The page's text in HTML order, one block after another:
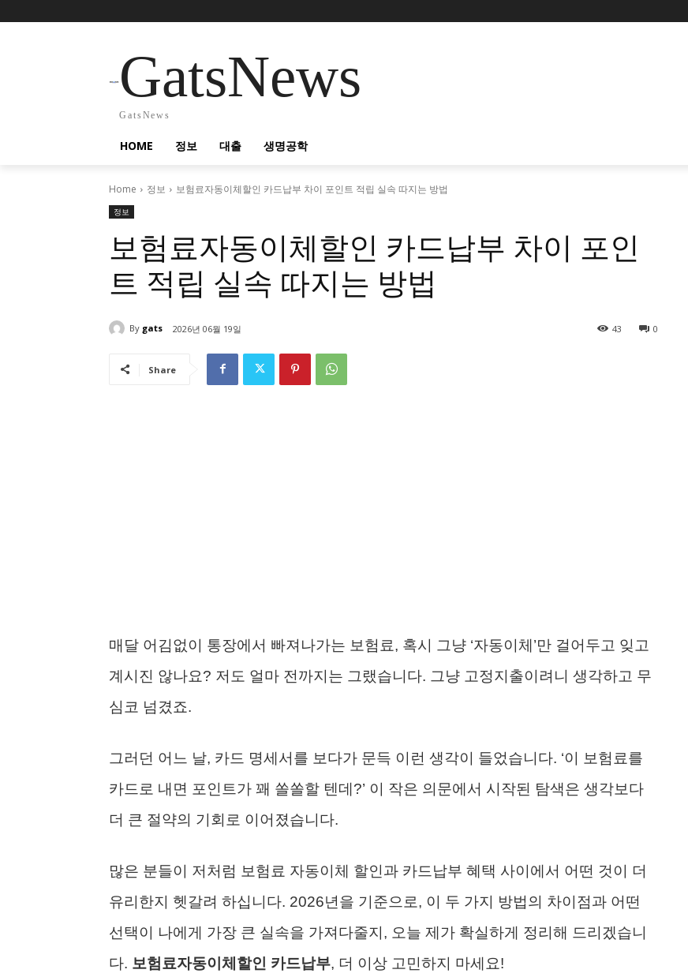
GatsNews
GatsNews
HOME 정보 대출 생명공학
Home 정보 보험료자동이체할인 카드납부 차이 포인트 적립 실속 따지는 방법
정보
보험료자동이체할인 카드납부 차이 포인
트 적립 실속 따지는 방법
By gats 2026년 06월 19일 0
43
Share
매달 어김없이 통장에서 빠져나가는 보험료, 혹시 그냥 ‘자동이체’만 걸어두고 잊고
계시진 않나요? 저도 얼마 전까지는 그랬습니다. 그냥 고정지출이려니 생각하고 무
심코 넘겼죠.
그러던 어느 날, 카드 명세서를 보다가 문득 이런 생각이 들었습니다. ‘이 보험료를
카드로 내면 포인트가 꽤 쏠쏠할 텐데?’ 이 작은 의문에서 시작된 탐색은 생각보다
더 큰 절약의 기회로 이어졌습니다.
많은 분들이 저처럼 보험료 자동이체 할인과 카드납부 혜택 사이에서 어떤 것이 더
유리한지 헷갈려 하십니다. 2026년을 기준으로, 이 두 가지 방법의 차이점과 어떤
선택이 나에게 가장 큰 실속을 가져다줄지, 오늘 제가 확실하게 정리해 드리겠습니
다. 보험료자동이체할인 카드납부, 더 이상 고민하지 마세요!